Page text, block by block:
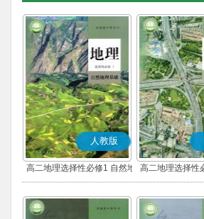
人教版
高二地理选择性必修1 自然地
理基础
高二地理选择性
展